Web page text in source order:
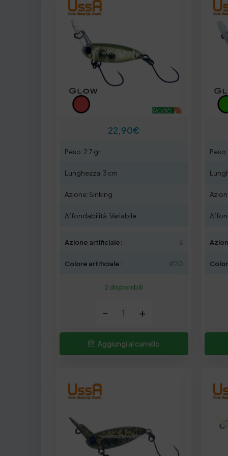
22,90€
Peso: 2.7 gr
Lunghezza: 3 cm
Azione: Sinking
Affondabilità: Variabile
Azione artificiale: S
Colore artificiale: #20
2 disponibili
- +
Aggiungi al carrello